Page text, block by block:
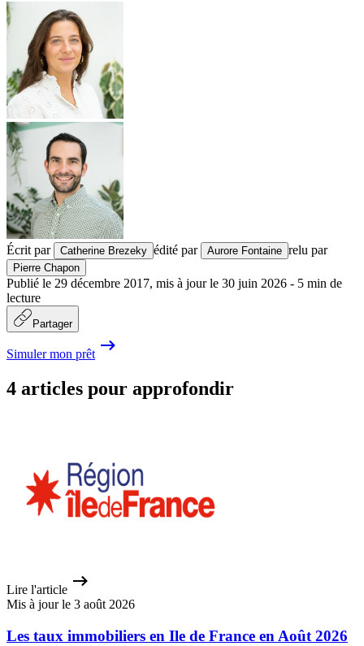
Écrit par Catherine Brezeky édité par Aurore Fontaine relu par
Pierre Chapon
Publié le 29 décembre 2017, mis à jour le 30 juin 2026 - 5 min de
lecture
Partager
Simuler mon prêt
4 articles pour approfondir
Lire l'article
Mis à jour le 3 août 2026
Les taux immobiliers en Ile de France en Août 2026